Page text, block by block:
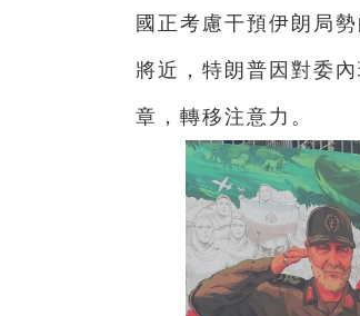
國正考慮干預伊朗局
將近，特朗普因對委
章，轉移注意力。